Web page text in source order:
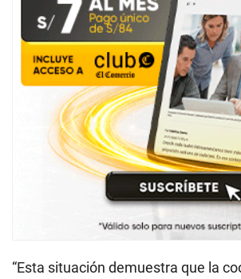
“Esta situación demuestra que la